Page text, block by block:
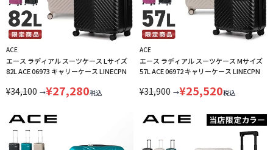
ACE
エース ラディアル スーツケース Lサイズ
82L ACE 06973 キャリーケース LINECPN
¥34,100 →¥27,280税込
ACE
エース ラディアル スーツケース Mサイズ
57L ACE 06972 キャリーケース LINECPN
¥31,900 →¥25,520税込